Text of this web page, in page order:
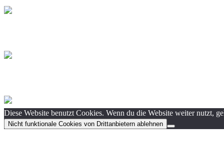
Diese Website benutzt Cookies. Wenn du die Website weiter nutzt,
Nicht funktionale Cookies von Drittanbietern ablehnen